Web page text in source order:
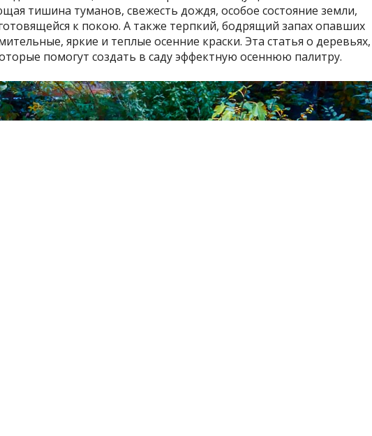
тишина туманов, свежесть дождя, особое состояние земли,
к покою. А также терпкий, бодрящий запах опавших
яркие и теплые осенние краски. Эта статья о деревьях,
помогут создать в саду эффектную осеннюю палитру.